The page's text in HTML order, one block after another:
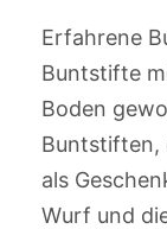
Erfahrene
Buntstifte
Boden
Buntstiften,
als
Wurf und